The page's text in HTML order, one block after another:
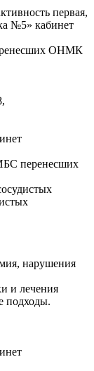
первая,
№5» кабинет
ОНМК
перенесших
нарушения
и лечения
подходы.